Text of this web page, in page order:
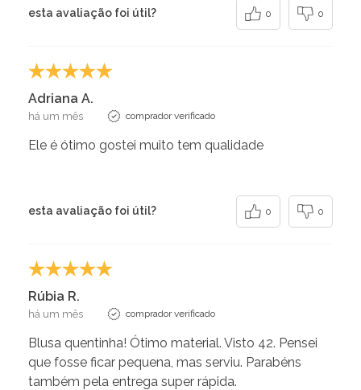
esta avaliação foi útil? 0 0
Adriana A.
há um mês comprador verificado
Ele é ótimo gostei muito tem qualidade
esta avaliação foi útil? 0 0
Rúbia R.
há um mês comprador verificado
Blusa quentinha! Ótimo material. Visto 42. Pensei
que fosse ficar pequena, mas serviu. Parabéns
também pela entrega super rápida.